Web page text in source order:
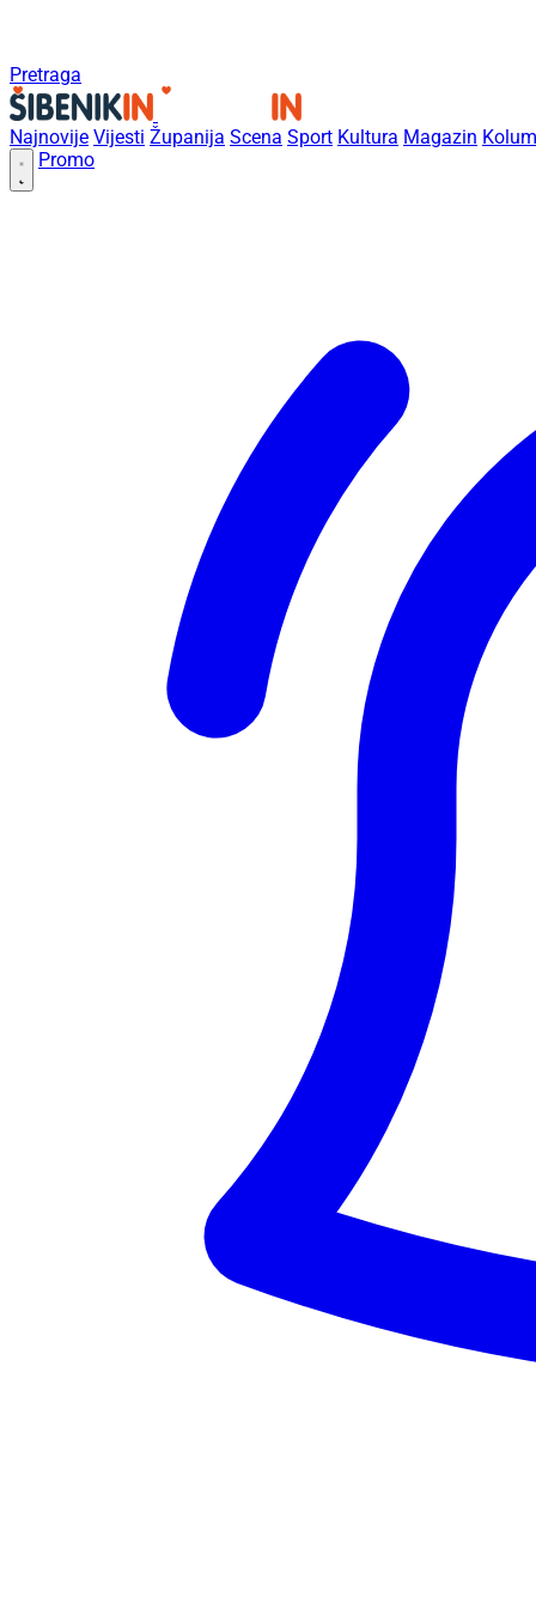
Pretraga
Najnovije Vijesti Županija Scena Sport Kultura Magazin
Promo